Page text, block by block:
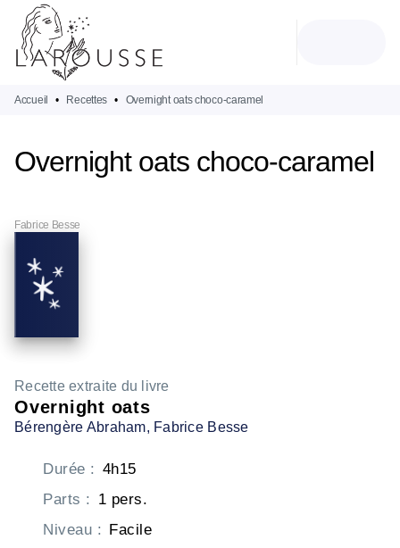
MENU
PIED DE PAGE
Accueil • Recettes • Overnight oats choco-caramel
Overnight oats choco-caramel
Fabrice Besse
Recette extraite du livre
Overnight oats
Bérengère Abraham, Fabrice Besse
Durée : 4h15
Parts : 1 pers.
Niveau : Facile